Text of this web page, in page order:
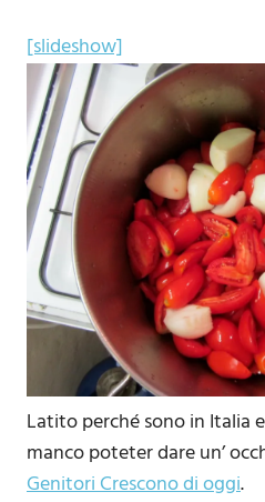
[slideshow]
Latito perché sono in Italia
manco poteter dare un’
Genitori Crescono di oggi.